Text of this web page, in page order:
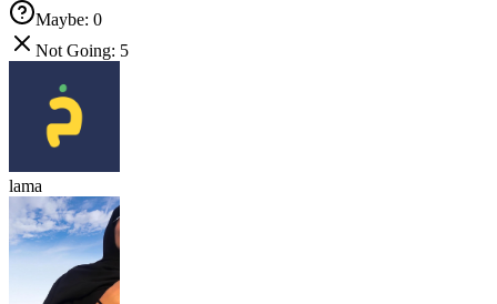
Maybe: 0
Not Going: 5
lama